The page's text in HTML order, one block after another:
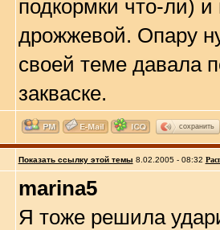
подкормки что-ли)
дрожжевой. Опару
своей теме давала
закваске.
сохранить
Показать ссылку этой темы 8.02.2005 - 08:32
marina5
Я тоже решила